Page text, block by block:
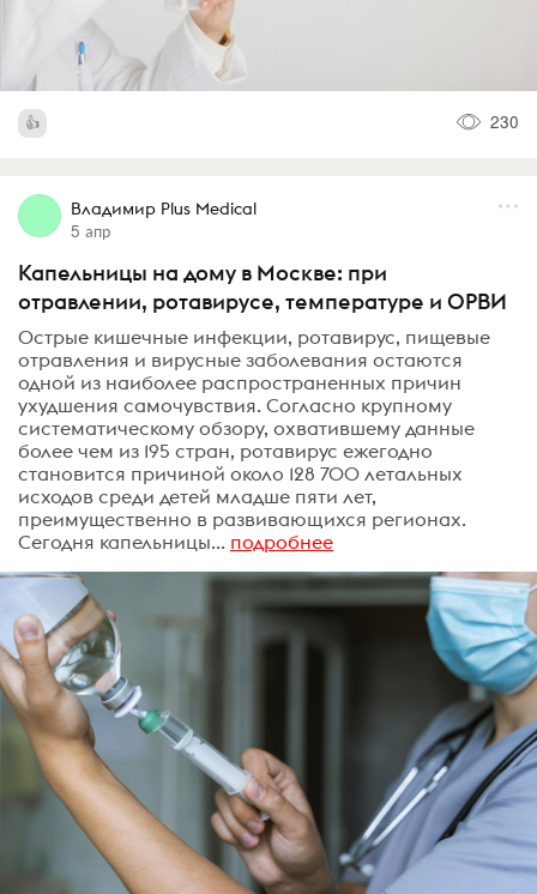
230
Владимир Plus Medical
5 апр
Капельницы на дому в Москве: при
отравлении, ротавирусе, температуре и ОРВИ
Острые кишечные инфекции, ротавирус, пищевые
отравления и вирусные заболевания остаются
одной из наиболее распространенных причин
ухудшения самочувствия. Согласно крупному
систематическому обзору, охватившему данные
более чем из 195 стран, ротавирус ежегодно
становится причиной около 128 700 летальных
исходов среди детей младше пяти лет,
преимущественно в развивающихся регионах.
Сегодня капельницы... подробнее